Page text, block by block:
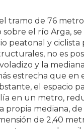
tramo de 76
el río Arga,
peatonal y ciclista
no es
y la
estrecha que en
el espacio
en un metro,
propia mediana,
de 2,40